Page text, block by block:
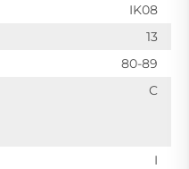
IK08
13
80-89
C
I